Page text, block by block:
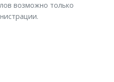
возможно только